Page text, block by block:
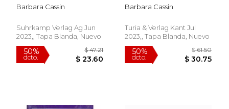
$ 89.25
Barbara Cassin
Suhrkamp Verlag Ag Jun
2023,, Tapa Blanda, Nuevo
Barbara Cassin
Turia & Verlag Kant Jul
2023,, Tapa Blanda, Nuevo